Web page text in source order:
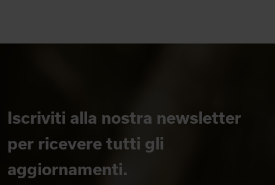
Iscriviti alla nostra newsletter
per ricevere tutti gli
aggiornamenti.